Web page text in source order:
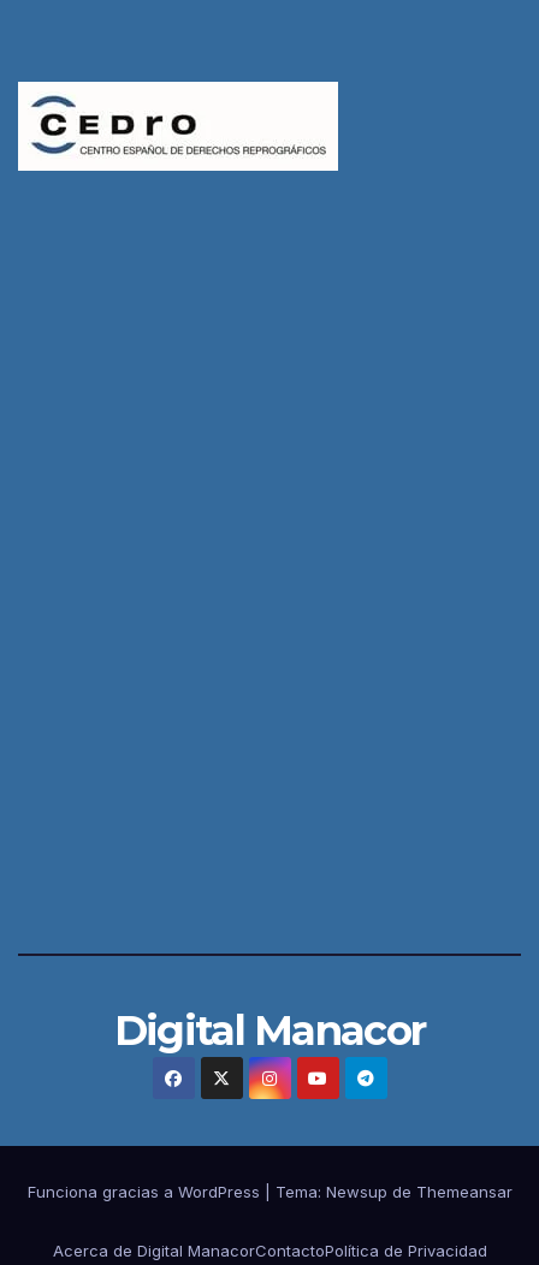
Digital Manacor
Funciona gracias a WordPress Tema: Newsup de Themeansar
Acerca de Digital ManacorContactoPolítica de Privacidad